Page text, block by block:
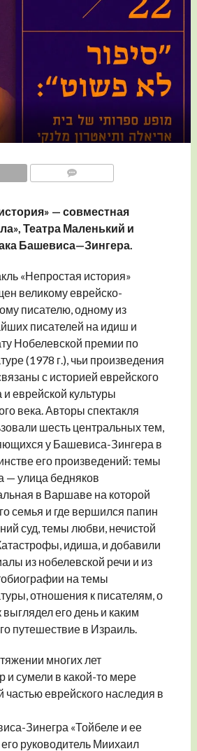
— совместная
, Театра Маленький и
Башевиса—Зингера.
«Непростая история»
великому еврейско-
писателю, одному из
писателей на идиш и
Нобелевской премии по
(1978 г.), чьи произведения
с историей еврейского
и еврейской культуры
века. Авторы спектакля
шесть центральных тем,
у Башевиса-Зингера в
его произведений: темы
— улица бедняков
в Варшаве на которой
семья и где вершился папин
суд, темы любви, нечистой
идиша, и добавили
из нобелевской речи и из
на темы
отношения к писателям, о
выглядел его день и каким
путешествие в Израиль.
многих лет
и сумели в какой-то мере
еврейского наследия в
Зинегра «Тойбеле и ее
руководитель Миихаил